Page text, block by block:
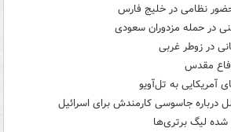
نظامی در خلیج فارس
مقدس
آمریکایی به تل‌آویو
درباره جاسوسی کارمندش برای اسرائیل
شده لیگ برتری‌ها